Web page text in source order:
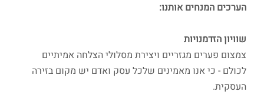
הערכים המנחים אותנו:
שוויון הזדמנויות
צמצום פערים מגזריים ויצירת מסלולי הצלחה אמיתיים
לכולם - כי אנו מאמינים שלכל עסק ואדם יש מקום בזירה
העסקית.